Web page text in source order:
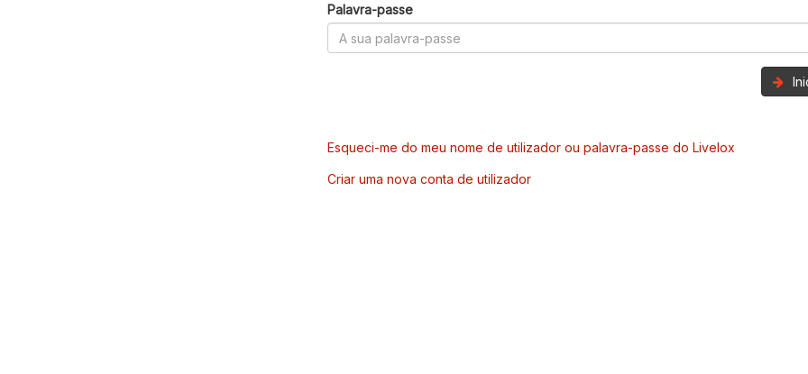
Palavra-passe
Esqueci-me do meu nome de utilizador ou palavra-passe do Livelox
Criar uma nova conta de utilizador